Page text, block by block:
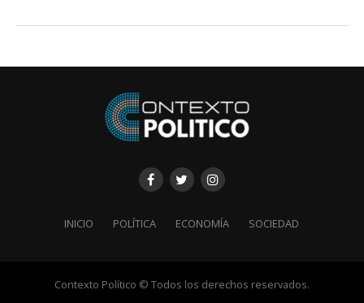
INICIO POLÍTICA ECONOMÍA SOCIEDAD
Contexto Político © Todos los derechos reservados.